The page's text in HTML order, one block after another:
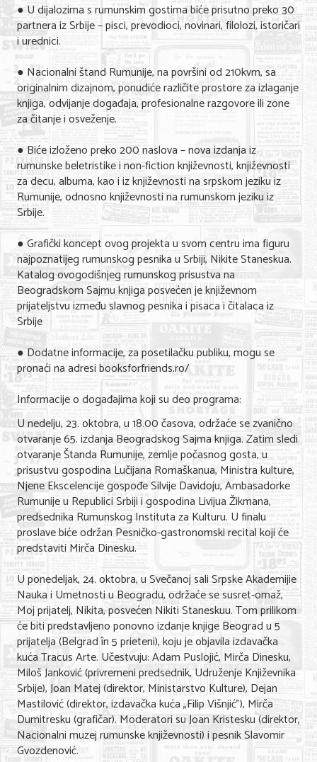
UPIS FIRMI
MARKETING
KONTAKT
O NAMA
● U dijalozima s rumunskim gostima biće prisutno preko 30
partnera iz Srbije – pisci, prevodioci, novinari, filolozi, istoričari
i urednici.
● Nacionalni štand Rumunije, na površini od 210kvm, sa
originalnim dizajnom, ponudiće različite prostore za izlaganje
knjiga, odvijanje događaja, profesionalne razgovore ili zone
za čitanje i osveženje.
● Biće izloženo preko 200 naslova – nova izdanja iz
rumunske beletristike i non-fiction književnosti, književnosti
za decu, albuma, kao i iz književnosti na srpskom jeziku iz
Rumunije, odnosno književnosti na rumunskom jeziku iz
Srbije.
● Grafički koncept ovog projekta u svom centru ima figuru
najpoznatijeg rumunskog pesnika u Srbiji, Nikite Staneskua.
Katalog ovogodišnjeg rumunskog prisustva na
Beogradskom Sajmu knjiga posvećen je književnom
prijateljstvu između slavnog pesnika i pisaca i čitalaca iz
Srbije
● Dodatne informacije, za posetilačku publiku, mogu se
pronaći na adresi booksforfriends.ro/
Informacije o događajima koji su deo programa:
U nedelju, 23. oktobra, u 18.00 časova, održaće se zvanično
otvaranje 65. izdanja Beogradskog Sajma knjiga. Zatim sledi
otvaranje Štanda Rumunije, zemlje počasnog gosta, u
prisustvu gospodina Lučijana Romaškanua, Ministra kulture,
Njene Ekscelencije gospođe Silvije Davidoju, Ambasadorke
Rumunije u Republici Srbiji i gospodina Livijua Žikmana,
predsednika Rumunskog Instituta za Kulturu. U finalu
proslave biće održan Pesničko-gastronomski recital koji će
predstaviti Mirča Dinesku.
U ponedeljak, 24. oktobra, u Svečanoj sali Srpske Akademijie
Nauka i Umetnosti u Beogradu, održaće se susret-omaž,
Moj prijatelj, Nikita, posvećen Nikiti Staneskuu. Tom prilikom
će biti predstavljeno ponovno izdanje knjige Beograd u 5
prijatelja (Belgrad în 5 prieteni), koju je objavila izdavačka
kuća Tracus Arte. Učestvuju: Adam Puslojić, Mirča Dinesku,
Miloš Janković (privremeni predsednik, Udruženje Književnika
Srbije), Joan Matej (direktor, Ministarstvo Kulture), Dejan
Mastilović (direktor, izdavačka kuća „Filip Višnjić”), Mirča
Dumitresku (grafičar). Moderatori su Joan Kristesku (direktor,
Nacionalni muzej rumunske književnosti) i pesnik Slavomir
Gvozdenović.